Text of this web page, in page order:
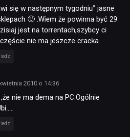
się w następnym tygodniu” jasne
🙂 .Wiem że powinna być 29
jest na torrentach,szybcy ci
nie ma jeszcze cracka.
2010 o 14:36
nie ma dema na PC.Ogólnie